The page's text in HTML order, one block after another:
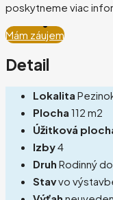
poskytneme viac
Mám záujem
Detail
Lokalita
Plocha 112 m2
Úžitková
Izby4
Druh Rodinný
Stavvo